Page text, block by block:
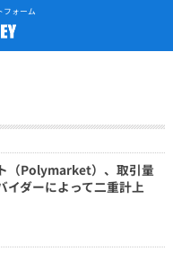
フォーム
（Polymarket）、取引量
イダーによって二重計上